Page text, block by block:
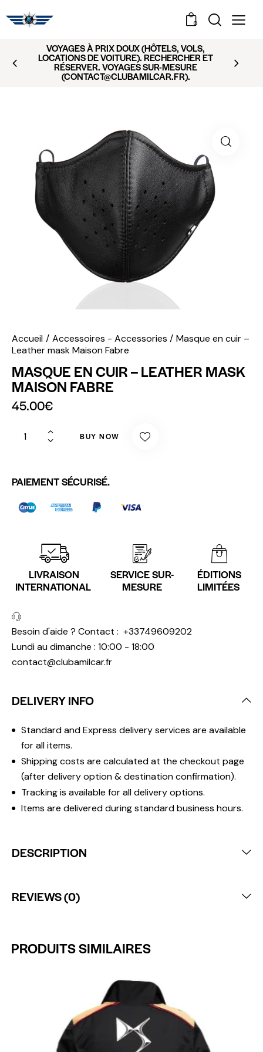
0
VOYAGES À PRIX DOUX (HÔTELS, VOLS,
LOCATIONS DE VOITURE). RECHERCHER ET
RÉSERVER. VOYAGES SUR-MESURE
(CONTACT@CLUBAMILCAR.FR).
Accueil Accessoires - Accessories
Masque en cuir –
Leather mask Maison Fabre
MASQUE EN CUIR – LEATHER MASK
MAISON FABRE
45.00€
BUY NOW
PAIEMENT SÉCURISÉ.
LIVRAISON
INTERNATIONAL
SERVICE SUR-
MESURE
ÉDITIONS
LIMITÉES
Besoin d'aide ? Contact : +33749609202
Lundi au dimanche : 10:00 - 18:00
contact@clubamilcar.fr
DELIVERY INFO
Standard and Express delivery services are available
for all items.
Shipping costs are calculated at the checkout page
(after delivery option & destination confirmation).
Tracking is available for all delivery options.
Items are delivered during standard business hours.
DESCRIPTION
REVIEWS (0)
PRODUITS SIMILAIRES